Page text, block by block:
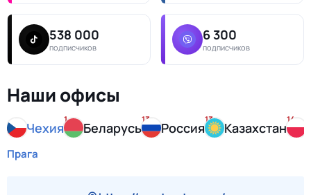
538 000
подписчиков
6 300
подписчиков
Наши офисы
Чехия
1
Беларусь
13
Россия
13
Казахстан
14
Прага